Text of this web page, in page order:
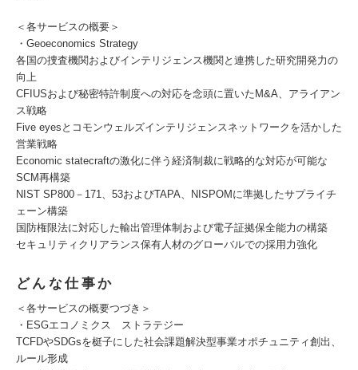
＜各サービスの概要＞
・Geoeconomics Strategy
各国の捜査機関およびインテリジェンス機関と連携した研究開発力の
向上
CFIUSおよび秘密特許制度への対応を念頭に置いたM&A、アライアン
ス戦略
Five eyesとコモンウェルズインテリジェンスネットワークを活かした
営業戦略
Economic statecraftの激化に伴う経済制裁に戦略的な対応が可能な
SCM再構築
NIST SP800－171、53およびTAPA、NISPOMに準拠したサプライチ
ェーン構築
国防権限法に対応した輸出管理体制および電子証拠保全能力の構築
セキュリティクリアランス保有人材のグローバルでの採用力強化
どんな仕事か
＜各サービスの概要つづき＞
・ESGエコノミクス ストラテジー
TCFDやSDGsを梃子にした社会課題解決型事業オポチュニティ創出、
ルール形成